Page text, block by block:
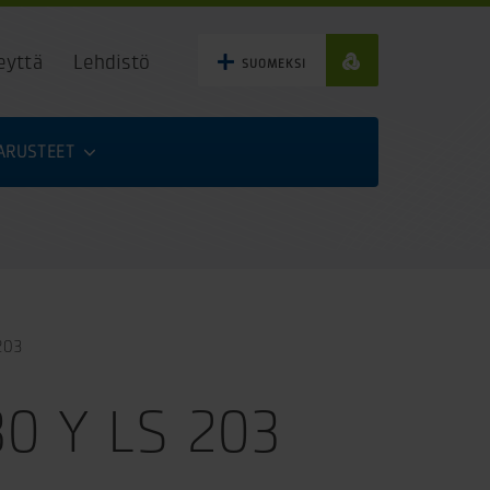
SUOMEKSI
Lehdistö
Y LS 203